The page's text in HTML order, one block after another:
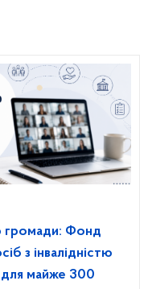
громади: Фонд
з інвалідністю
для майже 300